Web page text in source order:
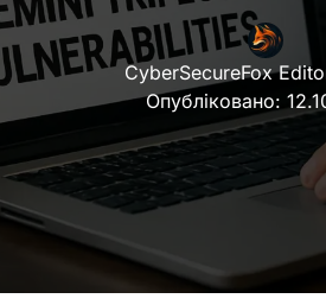
CyberSecureFox
Опубліковано: